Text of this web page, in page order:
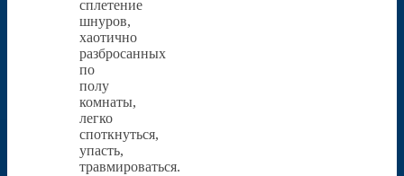
сплетение
шнуров,
хаотично
разбросанных
по
полу
комнаты,
легко
споткнуться,
упасть,
травмироваться.